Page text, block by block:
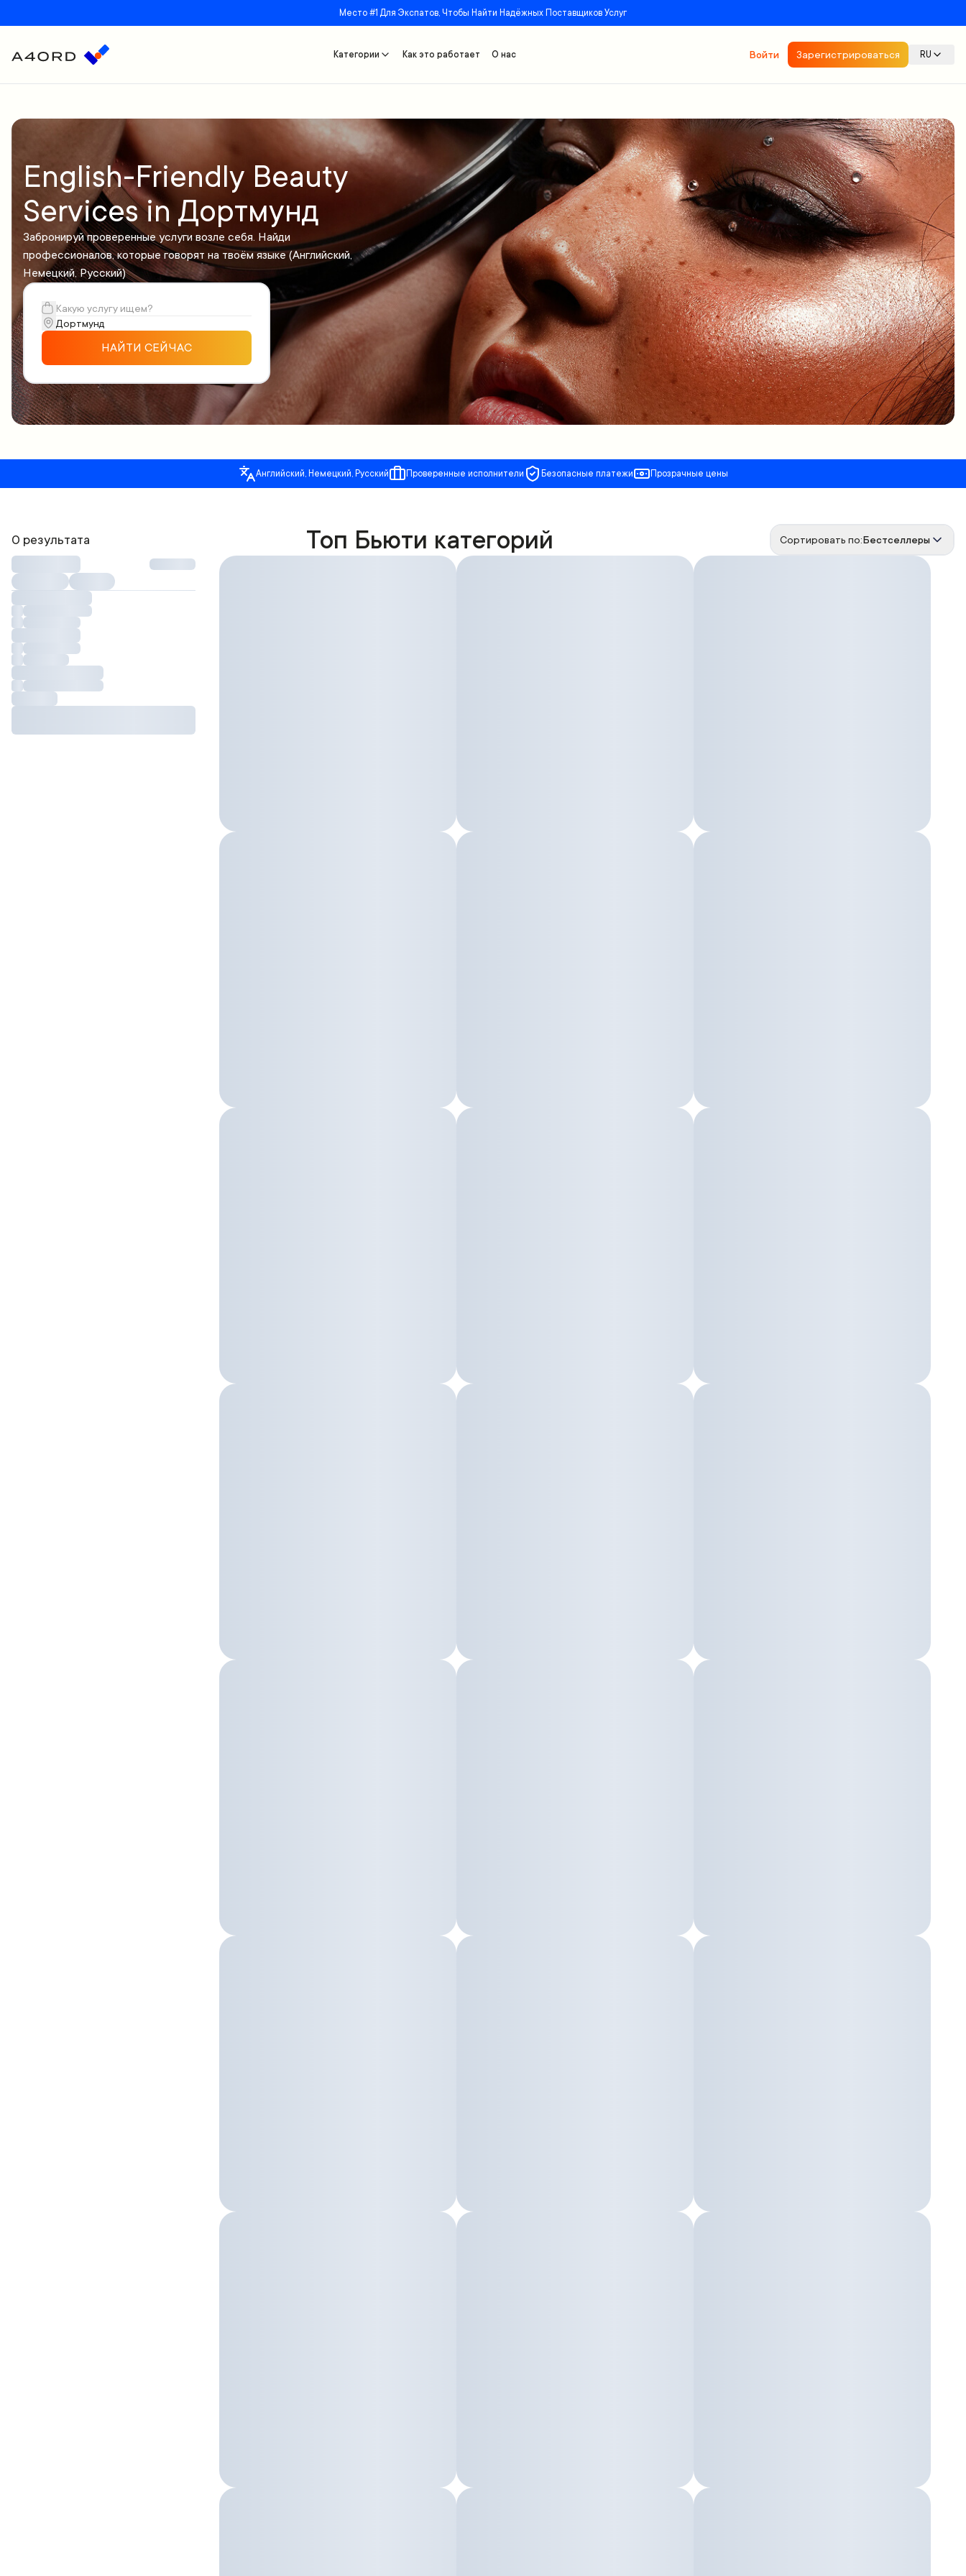
Место #1 Для Экспатов, Чтобы Найти Надёжных Поставщиков Услуг
Категории Как это работает О нас Войти Зарегистрироваться RU
English-Friendly Beauty
Services in Дортмунд
Забронируй проверенные услуги возле себя. Найди
профессионалов, которые говорят на твоём языке (Английский,
Немецкий, Русский)
НАЙТИ СЕЙЧАС
Английский, Немецкий, Русский Проверенные исполнители Безопасные платежи Прозрачные цены
0 результата Топ Бьюти категорий Сортировать по:Бестселлеры